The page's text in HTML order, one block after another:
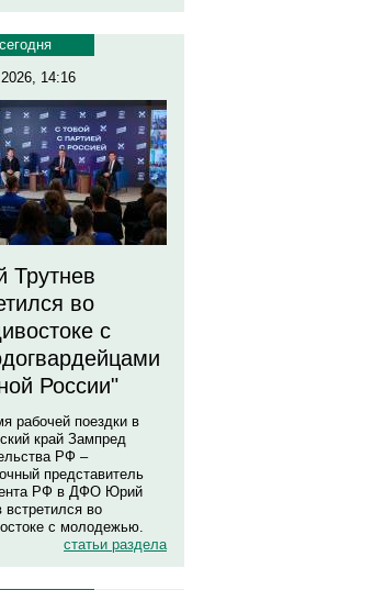
14:16
Трутнев
во
с
России"
рабочей поездки в
край Зампред
РФ –
представитель
РФ в ДФО Юрий
встретился во
с молодежью.
статьи раздела